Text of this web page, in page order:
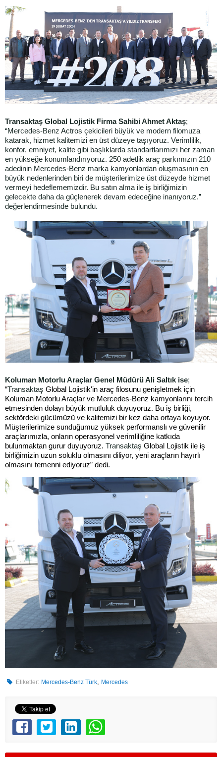
Transaktaş Global Lojistik Firma Sahibi Ahmet Aktaş;
“Mercedes-Benz Actros çekicileri büyük ve modern filomuza
katarak, hizmet kalitemizi en üst düzeye taşıyoruz. Verimlilik,
konfor, emniyet, kalite gibi başlıklarda standartlarımızı her zaman
en yükseğe konumlandırıyoruz. 250 adetlik araç parkımızın 210
adedinin Mercedes-Benz marka kamyonlardan oluşmasının en
büyük nedenlerinden biri de müşterilerimize üst düzeyde hizmet
vermeyi hedeflememizdir. Bu satın alma ile iş birliğimizin
gelecekte daha da güçlenerek devam edeceğine inanıyoruz.”
değerlendirmesinde bulundu.
Koluman Motorlu Araçlar Genel Müdürü Ali Saltık ise;
“Transaktaş Global Lojistik'in araç filosunu genişletmek için
Koluman Motorlu Araçlar ve Mercedes-Benz kamyonlarını tercih
etmesinden dolayı büyük mutluluk duyuyoruz. Bu iş birliği,
sektördeki gücümüzü ve kalitemizi bir kez daha ortaya koyuyor.
Müşterilerimize sunduğumuz yüksek performanslı ve güvenilir
araçlarımızla, onların operasyonel verimliliğine katkıda
bulunmaktan gurur duyuyoruz. Transaktaş Global Lojistik ile iş
birliğimizin uzun soluklu olmasını diliyor, yeni araçların hayırlı
olmasını temenni ediyoruz” dedi.
Etiketler: Mercedes-Benz Türk, Mercedes